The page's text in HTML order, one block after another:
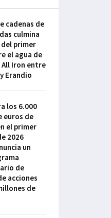
cadenas de
culmina
primer
el agua de
All Iron entre
Erandio
los 6.000
euros de
el primer
2026
un
de
acciones
de